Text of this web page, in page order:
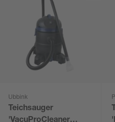
Ubbink
Teichsauger